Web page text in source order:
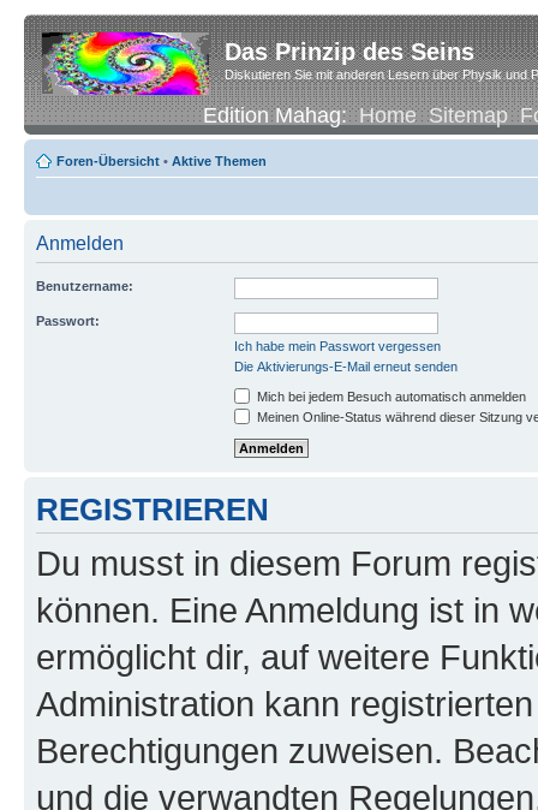
Das Prinzip des Seins
Diskutieren Sie mit anderen Lesern über Physik und
Edition Mahag:Home Sitemap
Foren-Übersicht • Aktive Themen
Anmelden
Benutzername:
Passwort:
Ich habe mein Passwort vergessen
Die Aktivierungs-E-Mail erneut senden
Mich bei jedem Besuch automatisch anmelden
Meinen Online-Status während dieser Sitzung
REGISTRIEREN
Du musst in diesem Forum
können. Eine Anmeldung ist in
ermöglicht dir, auf weitere
Administration kann
Berechtigungen zuweisen.
und die verwandten